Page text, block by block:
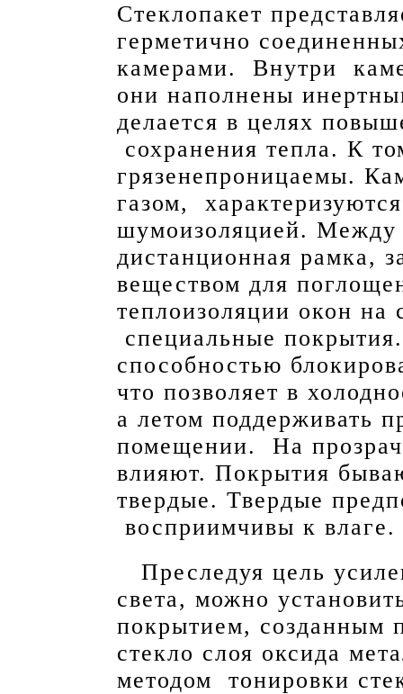
Стеклопакет
герметично
камерами. Внутри
они наполнены
делается в целях
сохранения тепла. К
грязенепроницаемы.
газом,
шумоизоляцией. Между
дистанционная рамка,
веществом для
теплоизоляции окон на
специальные
способностью
что позволяет в
а летом поддерживать
помещении.
На
влияют. Покрытия
твердые. Твердые
восприимчивы к влаге.
Преследуя цель
света, можно
покрытием,
стекло слоя оксида
методом тонировки